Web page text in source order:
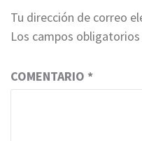
Tu dirección de correo
Los campos
COMENTARIO *